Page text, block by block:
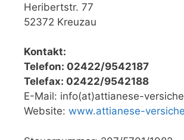
Heribertstr. 77
52372 Kreuzau
Kontakt:
Telefon: 02422/9542187
Telefax: 02422/9542188
E-Mail: info(at)attianese-
Website: www.attianese-